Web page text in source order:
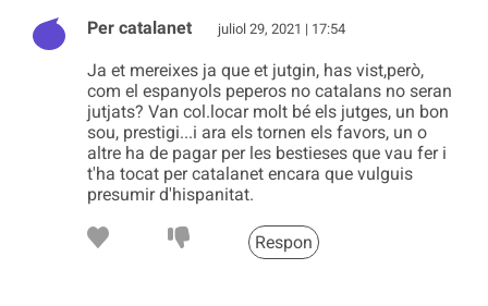
Per catalanet juliol 29, 2021 | 17:54
Ja et mereixes ja que et jutgin, has vist,però,
com el espanyols peperos no catalans no seran
jutjats? Van col.locar molt bé els jutges, un bon
sou, prestigi...i ara els tornen els favors, un o
altre ha de pagar per les bestieses que vau fer i
t'ha tocat per catalanet encara que vulguis
presumir d'hispanitat.
Respon